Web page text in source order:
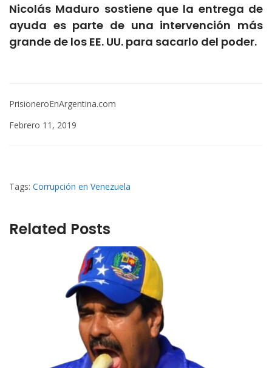
Nicolás Maduro sostiene que la entrega de
ayuda es parte de una intervención más
grande de los EE. UU. para sacarlo del poder.
PrisioneroEnArgentina.com
Febrero 11, 2019
Tags: Corrupción en Venezuela
Related Posts